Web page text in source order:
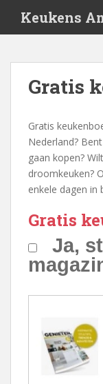
i
Keukens
Gratis
Gratis
Nederland?
gaan kopen?
droomkeuken?
enkele dagen in
Gratis
Ja,